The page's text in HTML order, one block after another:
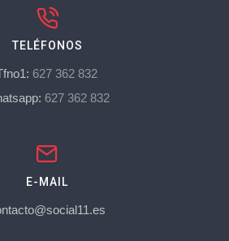
TELÉFONOS
627 362 832
627 362 832
E-MAIL